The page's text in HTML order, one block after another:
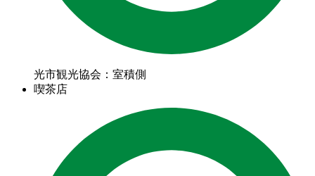
光市観光協会：室積側
喫茶店